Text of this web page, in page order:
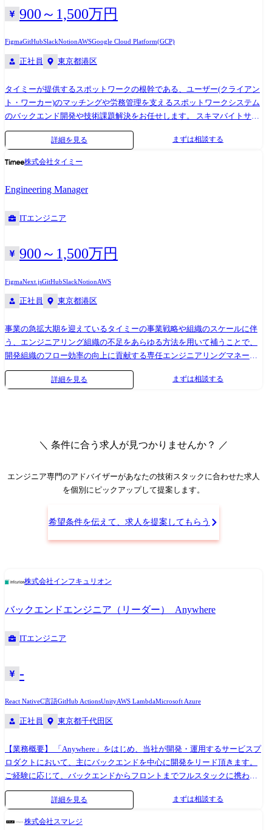
ーマごとに取り扱うコミュニティ活動も活発で、組織図を超えたオープ
https://productpr.timee.co.jp/n/n2dcb5475e249 ●DevEnable室の取り組み エ
産性向上を行う専門チームDevEnable室を設置しています。 具体的な制
HQ制度 ・技術コミュニティ発展への貢献を後押しするOSSボーナス制度
・世界中のカンファレンス参加を支援するKaigi Pass制度 ・最大300万
円、勤務年数に応じて返済不要のエンジニア奨学金制度 ・DevEnable室
に込めた思いについても記載していますので、よろしければぜひ下記
URLもご覧ください。 https://product-recruit.timee.co.jp/tde10
方を求めています。 具体的な業務内容 ●Ruby on Railsを使用したWebア
プリケーションの設計、開発、レビュー、リリース ●チーム内外の技術
ラムマスターと連携したプロジェクト進行 ●チーム内で実施する各種ス
エンドからSREのレイヤまでひとつのチームで解決できることをコンセ
プトにしています。裁量は各チームに移譲されており、自身の専門分野
を中心に、隣接する領域に染み出しながら開発に携わることができま
す。 エンジニアがユーザーインタビューに参加して課題の探索段階から
関わることができ、プロダクト組織と連携しながら顧客価値に基づいて
開発を行う文化が浸透しています。 既存事業領域 タイミーの圧倒的なシ
上のクライアントが生み出す膨大なデータを武器に、マッチングアルゴ
リズムの高度化やUXの磨き込みを行っています。私たちは、クライアン
トの「即時の人材確保」とワーカーの「働きがいの最大化」を、高いレ
問わない様々な企業での導入・活用の拡大や多様な業種への浸透を通じ
て、本質的なエンゲージメント強化に挑戦しています。クライアント、
ワーカー双方にとって必要な時に、必要な「はたらく」を提供する体験
クト主導で回し続ける、ダイナミックな進化を追求しています。 新規事
角化、そしてマルチプロダクト戦略に基づいて新プロダクト開発を推進
する領域です。現在は、正社員紹介事業(タイミーキャリアプラス)や長期
雇用、介護などのバーティカル領域に深く踏み込んだプロダクト開発に
挑んでいます。既存の枠組みにとらわれず、タイミーが持つ資産を最大
活用して、新しい「はたらく」の形をゼロから立ち上げ、成長させるこ
み出すマルチプロダクト展開を加速させています。この成長を支えるた
め、プラットフォーム領域では「はたらく」にまつわるドメインを分
を目指しています。 単なるシステムの共通化(ID管理・決済・本人確認な
ど)に留まらず、日々の就業実績や評価を「信頼データ」として蓄積・活
選択肢が広がる」——そんなプラットフォームの実現を技術の面から支
on Rails 8.0系、RSpec アーキテクチャ: Modular Monolith データスト
Fargate, Aurora, RDS, S3, ElastiCache, CloudFront, etc...) Elasticsearch(AWS
ログ: Datadog Logs, S3 ●Monitoring Datadog, Sentry ●CI/CD CircleCI,
ョンツール: Slack, Notion その他:Firebase, twilio, ImageFlux, OneSignal,
Devin, Cursor, Claude Code
900～1,500万円
FigmaGitHubSlackNotionAWSGoogle Cloud Platform(GCP)
正社員 東京都港区
タイミーが提供するスポットワークの根幹である、ユーザー(クライアン
ト・ワーカー)のマッチングや労務管理を支えるスポットワークシステム
のバックエンド開発や技術課題解決をお任せします。 スキマバイトサー
ビス「タイミー」は数万件に及ぶ求人とワーカーのマッチングから勤務
実績に対する評価、スポットワークにおける雇用契約から給与計算や勤
いまで完了するような、なめらかなスポットワーク体験を実現するため
の機能開発や改善に携わっていただきます。 今後の事業成長に向けたユ
ーザー体験向上の実現と更なる事業スケールに向けた中長期的な技術課
方を求めています。 具体的な業務内容 ●Ruby on Railsを使用したWebア
プリケーションの設計、開発、レビュー、リリース ●チーム内外の技術
ラムマスターと連携したプロジェクト進行 ●各種スクラムイベントへの
Rails 8.0系、RSpec アーキテクチャ: Modular Monolith データスト
ア:MySQL8.0系、Redis ツール: Docker、OpenAPI、CircleCI、GitHub
Actions、AWS、Terraform、Datadog、Sentry ●Infrastructure AWS(ECS
Fargate, Aurora, RDS, S3, ElastiCache, CloudFront, etc...) Elasticsearch(AWS
Marketplace)を利用 一部のサービスでGoogle Cloudを利用 IaC: Terraform
Devin, Cursor, Claude Code 開発組織の特徴 タイミーの開発組織はフロン
セプトにしています。裁量は各チームに移譲されており、自身の専門分
野を中心に、隣接する領域に染み出しながら開発に携わることができま
関わることができ、プロダクト組織と連携しながら顧客価値に基づいて
ェアと収益基盤を支えるコア事業であり、さらなる非連続なグロースを
リズムの高度化やUXの磨き込みを行っています。私たちは、クライアン
ベルで実現するプロダクト開発組織を目指しています。 今後は更に大小
て、本質的なエンゲージメント強化に挑戦しています。クライアント、
クト主導で回し続ける、ダイナミックな進化を追求しています。 新規事
角化、そしてマルチプロダクト戦略に基づいて新プロダクト開発を推進
する領域です。現在は、正社員紹介事業(タイミーキャリアプラス)や長期
雇用、介護などのバーティカル領域に深く踏み込んだプロダクト開発に
挑んでいます。既存の枠組みにとらわれず、タイミーが持つ資産を最大
活用して、新しい「はたらく」の形をゼロから立ち上げ、成長させるこ
とに向き合います。 プラットフォーム領域 タイミーが「はたらく」のイ
現在、既存の「タイミー」に加え、複数の新規プロダクトを連続的に生
み出すマルチプロダクト展開を加速させています。この成長を支えるた
め、プラットフォーム領域では「はたらく」にまつわるドメインを分
詳細を見る まずは相談する
株式会社タイミー
Engineering Manager
ITエンジニア
900～1,500万円
FigmaNext.jsGitHubSlackNotionAWS
正社員 東京都港区
事業の急拡大期を迎えているタイミーの事業戦略や組織のスケールに伴
う、エンジニアリング組織の不足をあらゆる方法を用いて補うことで、
開発組織のフロー効率の向上に貢献する専任エンジニアリングマネージ
ャーをお任せいたします。 エンジニアリング組織の生産性を最大化させ
るためにCTO/VPoEと密に連携しながら、複雑かつ多岐に渡る組織課題
ントを用いており、開発組織のパフォーマンスとチームの精神的なコン
ームのアサインや評価権限を持ってエンジニアやチームに働きかけるこ
とで、エンジニア個人のポテンシャルを最大化し、エンジニア組織が変
グ組織の設計・構築・運用 ・プロダクト・技術戦略を実現できる組織と
なるための戦略の立案支援・遂行 ・組織へのアサインメントや役割の創
ニア及びエンジニア組織の成長を支援し、成果の最大化を目指したピー
い上げ・解決のサポート ・キャリアデザイン支援 ・人事評価制度の改
チの少ない採用プロセスの設計、運用 ・カジュアル面談、面接の実施、
の運営 技術スタック(主要な部分の抜粋) ●Backend 開発言語: Ruby 3.4系
TypeScript アーキテクチャ: Next.js CSR(SPA), React Hooks, SWR
●Mobile(iOS) 開発言語: Swift ●Mobile(Android) 開発言語: Kotlin
●Infrastructure AWS:ECS Fargate, Aurora, RDS, S3, ElastiCache, CloudFront,
etc… Elasticsearch(AWS Marketplace) GCP(一部サービス) IaC:Terraform ロ
グ:Datadog LogsとS3に集約 ●Monitoring Datadog, Sentry ●CI/CD GitHub
Actions, Dependabot ●その他 コード管理: GitHub コミュニケーションツ
Cursor, Claude Code
詳細を見る まずは相談する
＼ 条件に合う求人が見つかりませんか？ ／
エンジニア専門のアドバイザーがあなたの技術スタックに合わせた求人
を個別にピックアップして提案します。
希望条件を伝えて、求人を提案してもらう
株式会社インフキュリオン
バックエンドエンジニア（リーダー）_Anywhere
ITエンジニア
-
React NativeC言語GitHub ActionsUnityAWS LambdaMicrosoft Azure
正社員 東京都千代田区
【業務概要】 「Anywhere」をはじめ、当社が開発・運用するサービスプ
ロダクトにおいて、主にバックエンドを中心に開発をリード頂きます。
ご経験に応じて、バックエンドからフロントまでフルスタックに携わっ
て頂くことも可能です。 【具体的には】 ・Anywhereにおける決済セン
ター・ゲートウェイシステムなど、主にバックエンドの機能改善、新機
詳細を見る まずは相談する
株式会社スマレジ